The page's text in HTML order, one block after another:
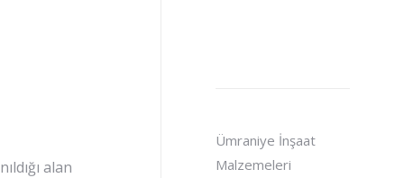
alan
Ümraniye İnşaat
Malzemeleri